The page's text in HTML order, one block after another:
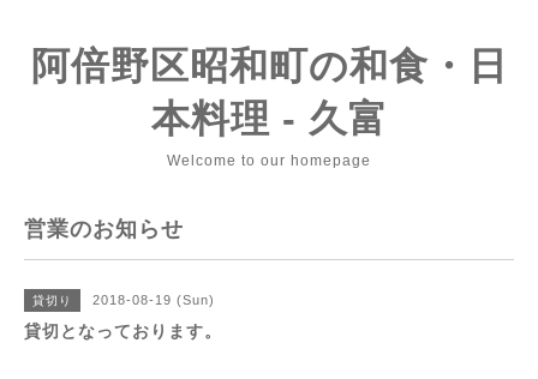
阿倍野区昭和町の和食・日
本料理 - 久富
Welcome to our homepage
営業のお知らせ
貸切り 2018-08-19 (Sun)
貸切となっております。